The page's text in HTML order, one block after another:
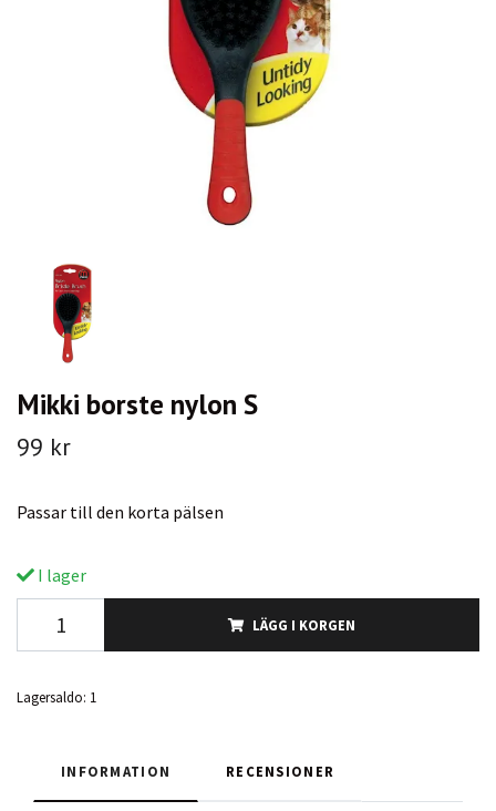
Mikki borste nylon S
99 kr
Passar till den korta pälsen
I lager
LÄGG I KORGEN
Lagersaldo: 1
INFORMATION RECENSIONER